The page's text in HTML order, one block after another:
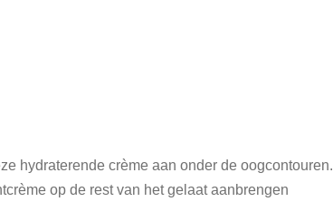
hydraterende crème aan onder de oogcontouren.
op de rest van het gelaat aanbrengen